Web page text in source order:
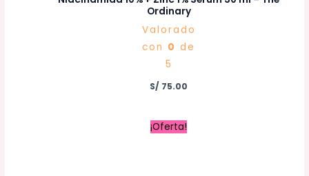
Ordinary
Valorado
con 0 de
5
S/ 75.00
¡Oferta!
El
precio